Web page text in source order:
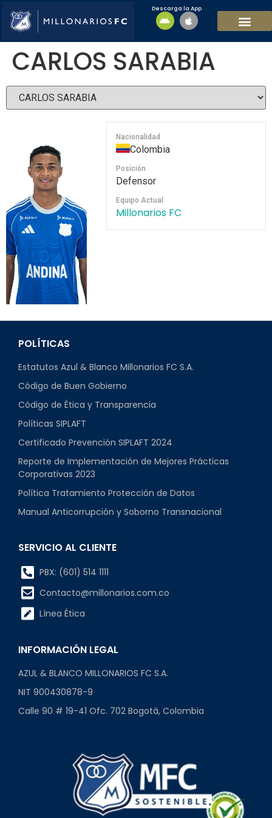
Descarga la App
CARLOS SARABIA
Nacionalidad
Colombia
Posición
Defensor
Equipo Actual
Millonarios FC
POLÍTICAS
Estatutos Azul & Blanco Millonarios FC S.A.
Código de Buen Gobierno
Código de Ética y Transparencia
Políticas SIPLAFT
Certificado Prevención SIPLAFT 2024
Reporte de Implementación de Mejores Prácticas
Corporativas 2023
Política Tratamiento Protección de Datos
Manual Anticorrupción y Soborno Transnacional
SERVICIO AL CLIENTE
PBX: (601) 514 1111
Contacto@millonarios.com.co
Línea Ética
INFORMACIÓN LEGAL
AZUL & BLANCO MILLONARIOS FC S.A.
NIT 900430878-9
Calle 90 # 19-41 Ofc. 702 Bogotá, Colombia